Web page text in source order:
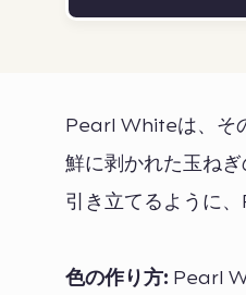
Pearl Whiteは、そ
鮮に剥かれた玉ね
引き立てるように
色の作り方: Pearl